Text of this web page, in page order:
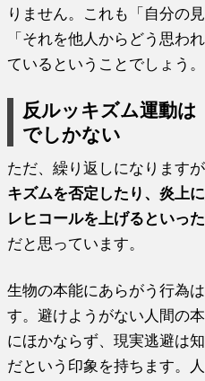
りません。これも「自分の
「それを他人からどう思わ
ているということでしょう。
反ルッキズム運動は
でしかない
ただ、繰り返しになります
キズムを否定したり、炎上
レヒコールを上げるといっ
だと思っています。
生物の本能にあらがう行為
す。避けようがない人間の
にほかならず、現実逃避は
だという印象を持ちます。